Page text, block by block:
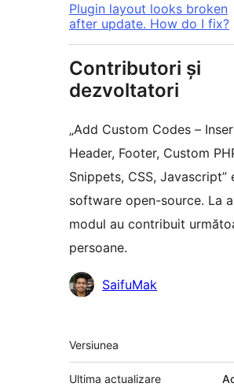
Plugin layout looks broken
after update. How do I fix?
Contributori și
dezvoltatori
„Add Custom Codes –
Header, Footer, Custom
Snippets, CSS, Javascript”
software open-source. La
modul au contribuit
persoane.
Contributori
SaifuMak
Meta
Versiunea
Ultima actualizare